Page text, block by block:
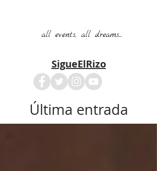
all events, all dreams...
SigueElRizo
Última entrada